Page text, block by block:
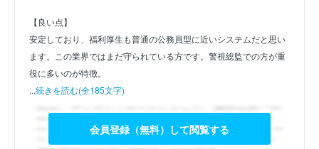
【良い点】
安定しており、福利厚生も普通の公務員型に近いシステムだと思い
ます。この業界ではまだ守られている方です。警視総監での方が重
役に多いのが特徴。
...続きを読む(全185文字)
会員登録（無料）して閲覧する